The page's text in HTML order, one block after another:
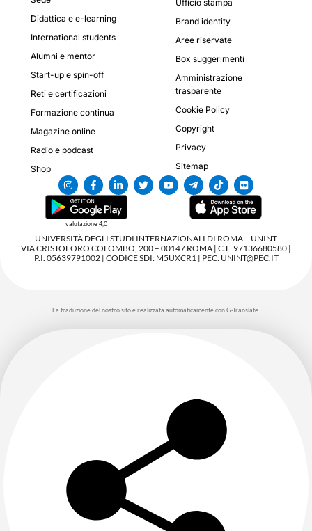
Didattica e e-learning
International students
Alumni e mentor
Start-up e spin-off
Reti e certificazioni
Formazione continua
Magazine online
Radio e podcast
Shop
Ufficio stampa
Brand identity
Aree riservate
Box suggerimenti
Amministrazione
trasparente
Cookie Policy
Copyright
Privacy
Sitemap
valutazione 4,0
UNIVERSITÀ DEGLI STUDI INTERNAZIONALI DI ROMA – UNINT
VIA CRISTOFORO COLOMBO, 200 – 00147 ROMA | C.F. 97136680580 |
P.I. 05639791002 | CODICE SDI: M5UXCR1 | PEC: UNINT@PEC.IT
La traduzione del nostro sito è realizzata automaticamente con G-Translate.